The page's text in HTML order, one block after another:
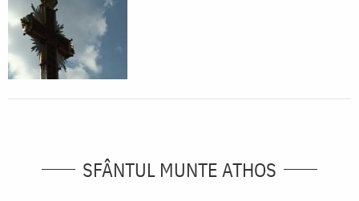
SFÂNTUL MUNTE ATHOS